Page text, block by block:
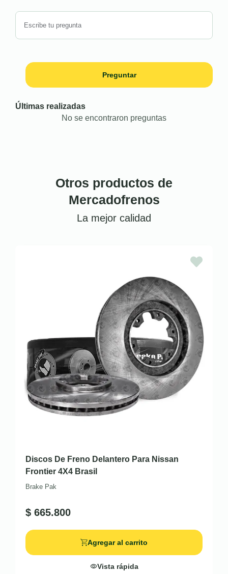
Preguntar
Últimas realizadas
No se encontraron preguntas
Otros productos de
Mercadofrenos
La mejor calidad
Discos De Freno Delantero Para Nissan
Frontier 4X4 Brasil
Brake Pak
$ 665.800
Agregar al carrito
Vista rápida